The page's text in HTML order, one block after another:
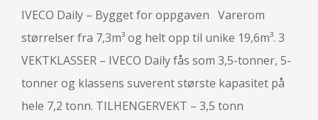
IVECO Daily – Bygget for oppgaven Varerom
størrelser fra 7,3m³ og helt opp til unike 19,6m³. 3
VEKTKLASSER – IVECO Daily fås som 3,5-tonner, 5-
tonner og klassens suverent største kapasitet på
hele 7,2 tonn. TILHENGERVEKT – 3,5 tonn